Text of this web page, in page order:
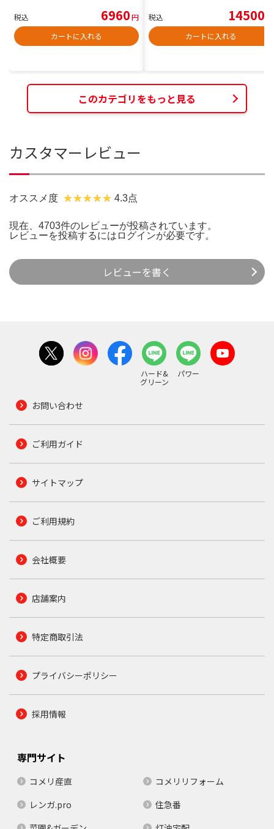
税込 6960円
カートに入れる
税込 14500
カートに入れる
このカテゴリをもっと見る
カスタマーレビュー
オススメ度 4.3点
現在、4703件のレビューが投稿されています。
レビューを投稿するには ログインが必要です。
レビューを書く
ハード&
グリーン
パワー
お問い合わせ
ご利用ガイド
サイトマップ
ご利用規約
会社概要
店舗案内
特定商取引法
プライバシーポリシー
採用情報
専門サイト
コメリ産直
コメリリフォーム
レンガ.pro
住急番